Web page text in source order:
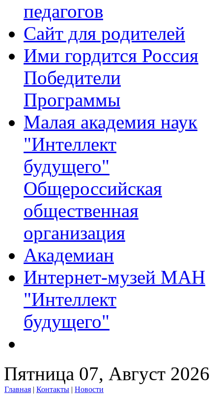
педагогов
Сайт для родителей
Ими гордится Россия
Победители
Программы
Малая академия наук
"Интеллект
будущего"
Общероссийская
общественная
организация
Академиан
Интернет-музей МАН
"Интеллект
будущего"
Пятница 07, Август 2026
Главная | Контакты | Новости